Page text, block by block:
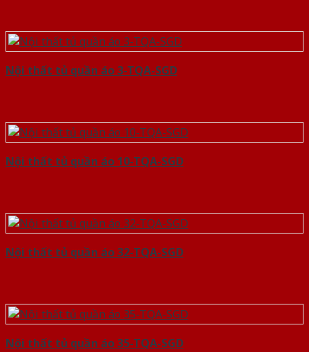
Nội thất tủ quần áo 3-TQA-SGD
Nội thất tủ quần áo 10-TQA-SGD
Nội thất tủ quần áo 32-TQA-SGD
Nội thất tủ quần áo 35-TQA-SGD